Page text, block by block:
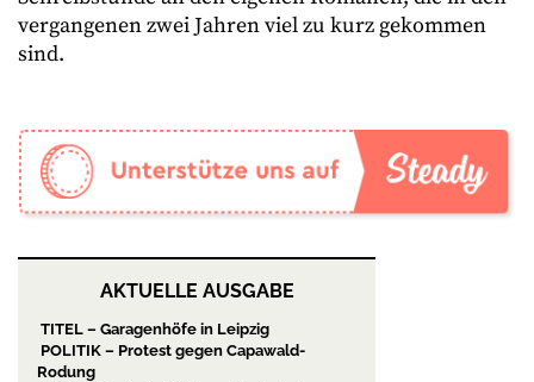
vergangenen zwei Jahren viel zu kurz gekommen
sind.
AKTUELLE AUSGABE
TITEL – Garagenhöfe in Leipzig
POLITIK – Protest gegen Capawald-
Rodung